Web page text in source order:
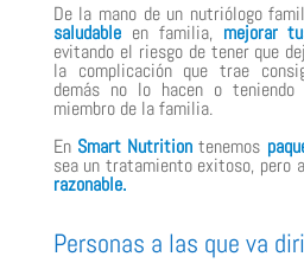
De la mano de un nutriólogo
saludableen familia, mejorar
evitando el riesgo de tener que
la complicación que trae
demás no lo hacen o teniendo
miembro de la familia.
En Smart Nutrition tenemos
sea un tratamiento exitoso, pero
razonable.
Personas a las que va